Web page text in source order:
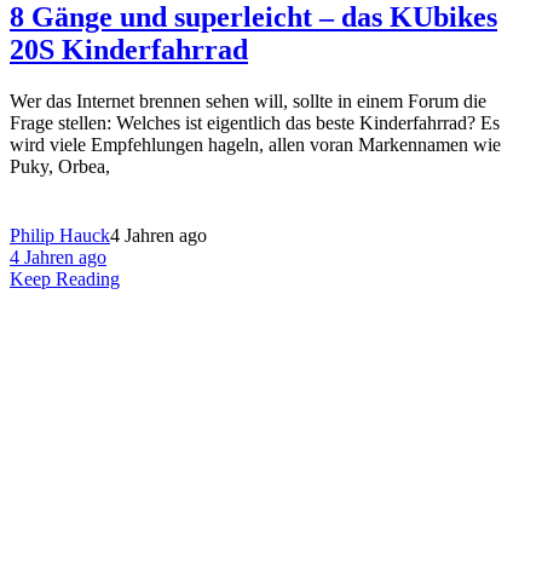
8 Gänge und superleicht – das KUbikes
20S Kinderfahrrad
Wer das Internet brennen sehen will, sollte in einem Forum die
Frage stellen: Welches ist eigentlich das beste Kinderfahrrad? Es
wird viele Empfehlungen hageln, allen voran Markennamen wie
Puky, Orbea,
Philip Hauck4 Jahren ago
4 Jahren ago
Keep Reading